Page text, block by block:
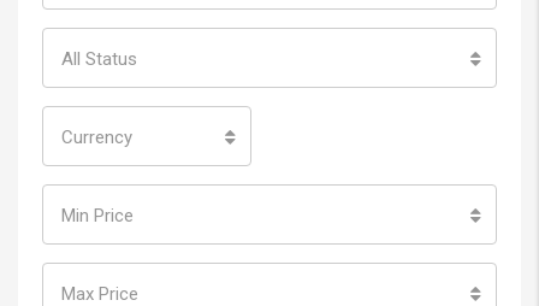
All Status
Currency
Min Price
Max Price